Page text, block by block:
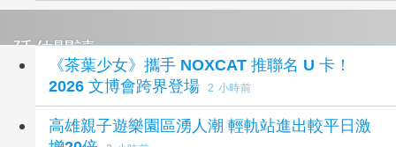
延伸閱讀
《茶葉少女》攜手 NOXCAT 推聯名 U 卡！
2026 文博會跨界登場
2 小時前
高雄親子遊樂園區湧人潮 輕軌站進出較平日激